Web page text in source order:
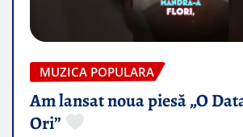
MUZICA POPULARA
Am lansat noua piesă „O
Ori”